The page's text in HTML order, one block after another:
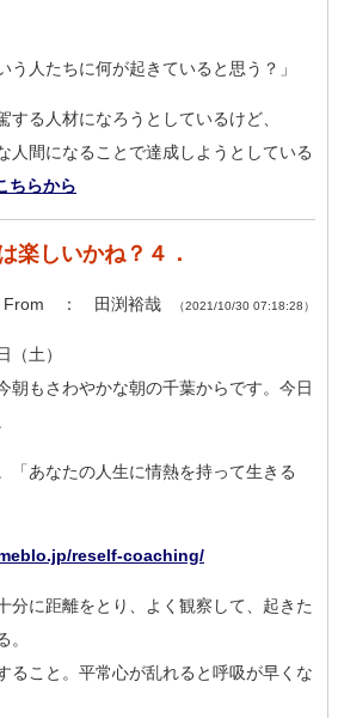
う人たちに何が起きていると思う？」
する人材になろうとしているけど、
人間になることで達成しようとしている
ちらから
楽しいかね？４．
From ： 田渕裕哉 （2021/10/30 07:18:28）
（土）
朝もさわやかな朝の千葉からです。今日
「あなたの人生に情熱を持って生きる
reself-coaching/
分に距離をとり、よく観察して、起きた
。
ること。平常心が乱れると呼吸が早くな